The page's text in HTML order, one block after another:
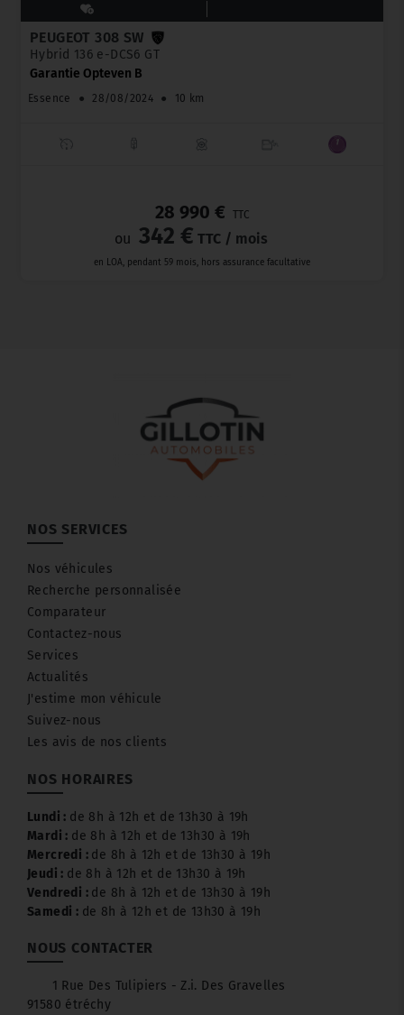
PEUGEOT 308 SW
Hybrid 136 e-DCS6 GT
Garantie Opteven B
Essence ● 28/08/2024 ● 10 km
28 990 € TTC
ou 342 € TTC/ mois
en LOA, pendant 59 mois, hors assurance facultative
NOS SERVICES
Nos véhicules
Recherche personnalisée
Comparateur
Contactez-nous
Services
Actualités
J'estime mon véhicule
Suivez-nous
Les avis de nos clients
NOS HORAIRES
Lundi : de 8h à 12h et de 13h30 à 19h
Mardi : de 8h à 12h et de 13h30 à 19h
Mercredi : de 8h à 12h et de 13h30 à 19h
Jeudi : de 8h à 12h et de 13h30 à 19h
Vendredi : de 8h à 12h et de 13h30 à 19h
Samedi : de 8h à 12h et de 13h30 à 19h
NOUS CONTACTER
1 Rue Des Tulipiers - Z.i. Des Gravelles
91580 étréchy